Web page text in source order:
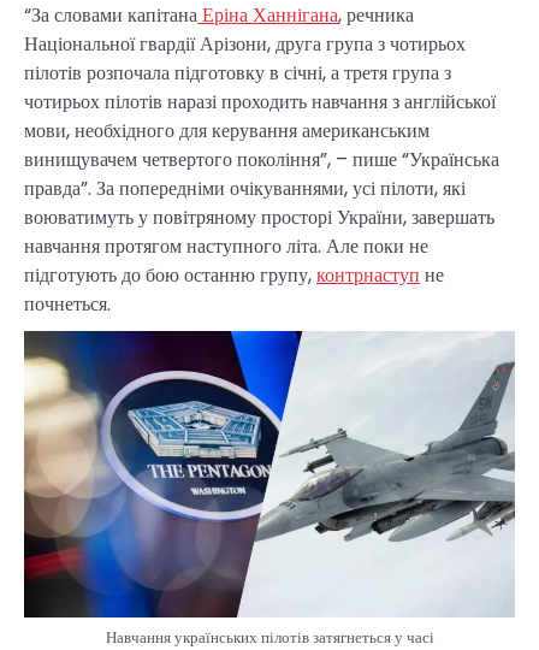
“За словами капітанаЕріна Ханнігана, речника
Національної гвардії Арізони, друга група з чотирьох
пілотів розпочала підготовку в січні, а третя група з
чотирьох пілотів наразі проходить навчання з англійської
мови, необхідного для керування американським
винищувачем четвертого покоління”, – пише “Українська
правда”. За попередніми очікуваннями, усі пілоти, які
воюватимуть у повітряному просторі України, завершать
навчання протягом наступного літа. Але поки не
підготують до бою останню групу,контрнаступ не
почнеться.
Навчання українських пілотів затягнеться у часі